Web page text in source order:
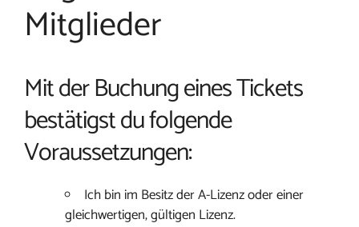
Mitglieder
Mit der Buchung eines Tickets
bestätigst du folgende
Voraussetzungen:
Ich bin im Besitz der A-Lizenz oder einer
gleichwertigen, gültigen Lizenz.